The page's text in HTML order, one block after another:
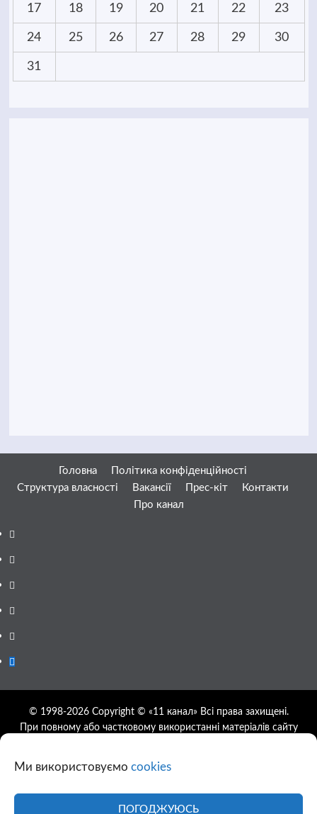
Ми використовуємо cookies
ПОГОДЖУЮСЬ
17 18 19 20 21 22 23
24 25 26 27 28 29 30
31
Головна
Політика конфіденційності
Структура власності
Вакансії Прес-кіт
Контакти
Про канал
Facebook
YouTube
Telegram
Instagram
Twitter
Google
© 1998-2026 Copyright © «11 канал» Всі права захищені.
При повному або частковому використанні матеріалів сайту
дозволяється за умови посилання на джерело та прямого